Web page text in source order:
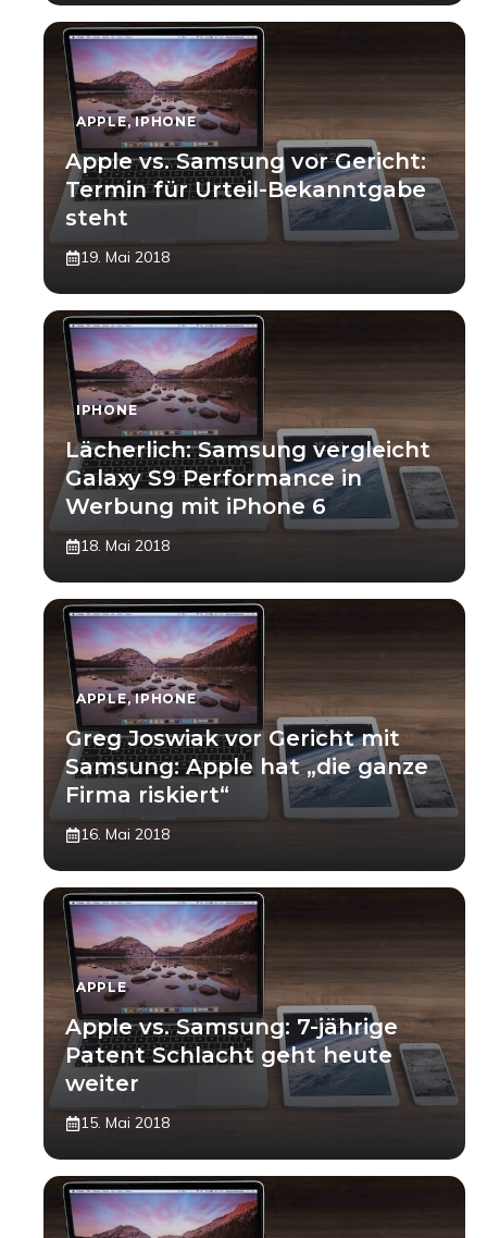
APPLE,IPHONE
Apple vs. Samsung vor Gericht:
Termin für Urteil-Bekanntgabe
steht
19. Mai 2018
IPHONE
Lächerlich: Samsung vergleicht
Galaxy S9 Performance in
Werbung mit iPhone 6
18. Mai 2018
APPLE,IPHONE
Greg Joswiak vor Gericht mit
Samsung: Apple hat „die ganze
Firma riskiert“
16. Mai 2018
APPLE
Apple vs. Samsung: 7-jährige
Patent Schlacht geht heute
weiter
15. Mai 2018